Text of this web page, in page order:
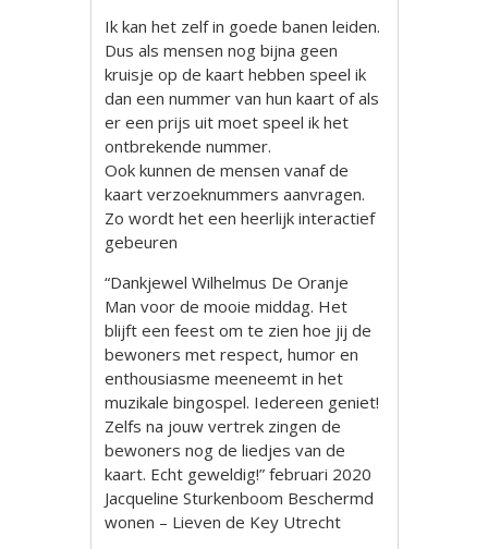
Ik kan het zelf in goede banen leiden.
Dus als mensen nog bijna geen
kruisje op de kaart hebben speel ik
dan een nummer van hun kaart of als
er een prijs uit moet speel ik het
ontbrekende nummer.
Ook kunnen de mensen vanaf de
kaart verzoeknummers aanvragen.
Zo wordt het een heerlijk interactief
gebeuren
“Dankjewel Wilhelmus De Oranje
Man voor de mooie middag. Het
blijft een feest om te zien hoe jij de
bewoners met respect, humor en
enthousiasme meeneemt in het
muzikale bingospel. Iedereen geniet!
Zelfs na jouw vertrek zingen de
bewoners nog de liedjes van de
kaart. Echt geweldig!” februari 2020
Jacqueline Sturkenboom Beschermd
wonen – Lieven de Key Utrecht